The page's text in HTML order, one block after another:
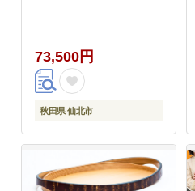
73,500円
秋田県 仙北市